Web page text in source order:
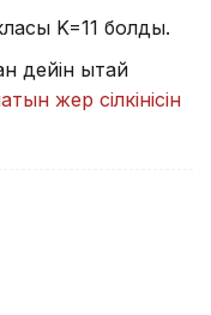
K=11 болды.
дейін Қытай
жер сілкінісін